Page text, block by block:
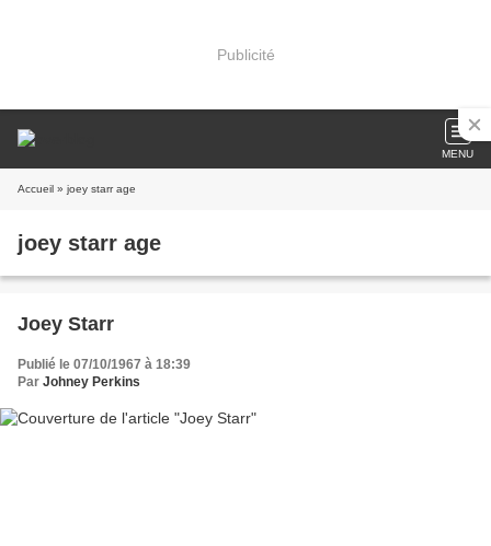
Publicité
MENU
Accueil » joey starr age
joey starr age
Joey Starr
Publié le 07/10/1967 à 18:39
Par Johney Perkins